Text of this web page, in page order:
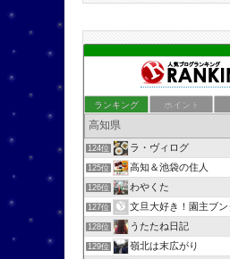
ランキング ポイント
124位 ラ・ヴィログ
125位 高知＆池袋の住人
126位 わやくた
127位 文旦大好き！園主ブ
128位 うたたね日記
129位 嶺北は末広がり